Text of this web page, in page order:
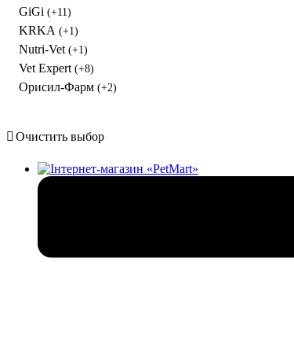
GiGi (+11)
KRKA (+1)
Nutri-Vet (+1)
Vet Expert (+8)
Орисил-Фарм (+2)
Очистить выбор